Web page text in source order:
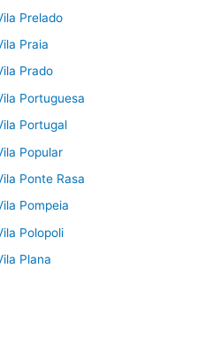
Prelado
Praia
Prado
Portuguesa
Portugal
Popular
Ponte Rasa
Pompeia
Polopoli
Plana